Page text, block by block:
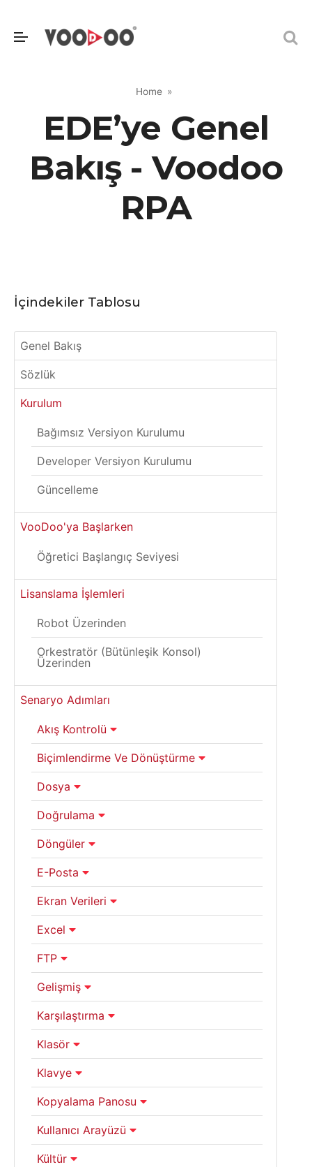
Home
EDE’ye Genel
Bakış - Voodoo
RPA
İçindekiler Tablosu
Genel Bakış
Sözlük
Kurulum
Bağımsız Versiyon Kurulumu
Developer Versiyon Kurulumu
Güncelleme
VooDoo'ya Başlarken
Öğretici Başlangıç Seviyesi
Lisanslama İşlemleri
Robot Üzerinden
Orkestratör (Bütünleşik Konsol)
Üzerinden
Senaryo Adımları
Akış Kontrolü
Biçimlendirme Ve Dönüştürme
Dosya
Doğrulama
Döngüler
E-Posta
Ekran Verileri
Excel
FTP
Gelişmiş
Karşılaştırma
Klasör
Klavye
Kopyalama Panosu
Kullanıcı Arayüzü
Kültür